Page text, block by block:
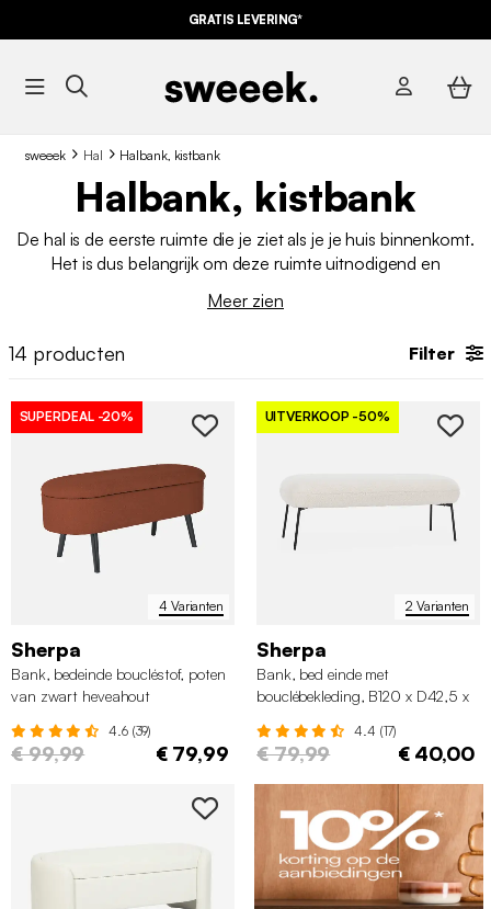
GRATIS LEVERING*
sweeek Hal Halbank, kistbank
Halbank, kistbank
De hal is de eerste ruimte die je ziet als je je huis binnenkomt.
Het is dus belangrijk om deze ruimte uitnodigend en
, omdat het zowelpraktisch als stijlvol is
Meer zien
14 producten Filter
4 Varianten
SUPERDEAL -20%
Sherpa
Bank, bedeinde boucléstof, poten
van zwart heveahout
4.6 (39)
€ 99,99 € 79,99
2 Varianten
UITVERKOOP -50%
Sherpa
Bank, bed einde met
bouclébekleding, B120 x D42,5 x
4.4 (17)
€ 79,99 € 40,00